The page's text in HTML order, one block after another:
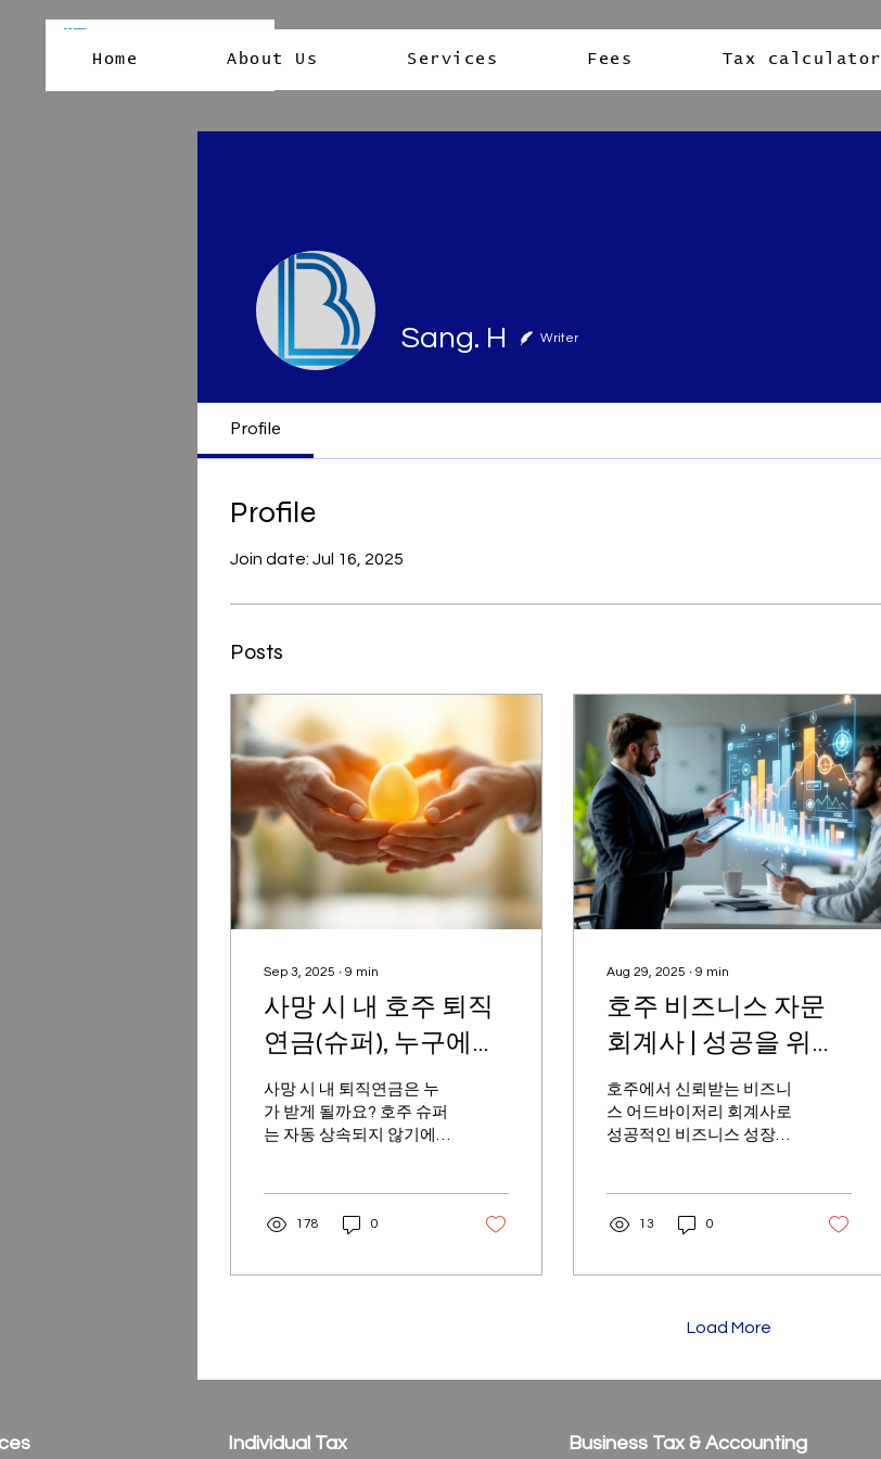
Home About Us Services Fees Tax calculator
Sang. H Writer
Profile
Profile
Join date: Jul 16, 2025
Posts
Sep 3, 2025 ∙ 9 min
사망 시 내 호주 퇴직
연금(슈퍼), 누구에게
어떻게 전달될까?
사망 시 내 퇴직연금은 누
가 받게 될까요? 호주 슈퍼
는 자동 상속되지 않기에,
해보세요.
178 0
Aug 29, 2025 ∙ 9 min
호주 비즈니스 자문
회계사 | 성공을 위한
최고의 파트너 가이드
호주에서 신뢰받는 비즈니
스 어드바이저리 회계사로
성공적인 비즈니스 성장을
13 0
Load More
Individual Tax Business Tax & Accounting